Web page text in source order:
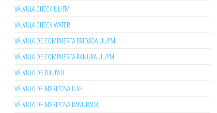
VÁLVULA CHECK UL/FM
VÁLVULA CHECK WAFER
VÁLVULA DE COMPUERTA BRIDADA UL/FM
VÁLVULA DE COMPUERTA RANURA UL/FM
VÁLVULA DE DILUVIO
VÁLVULA DE MARIPOSA LUG
VÁLVULA DE MARIPOSA RANURADA